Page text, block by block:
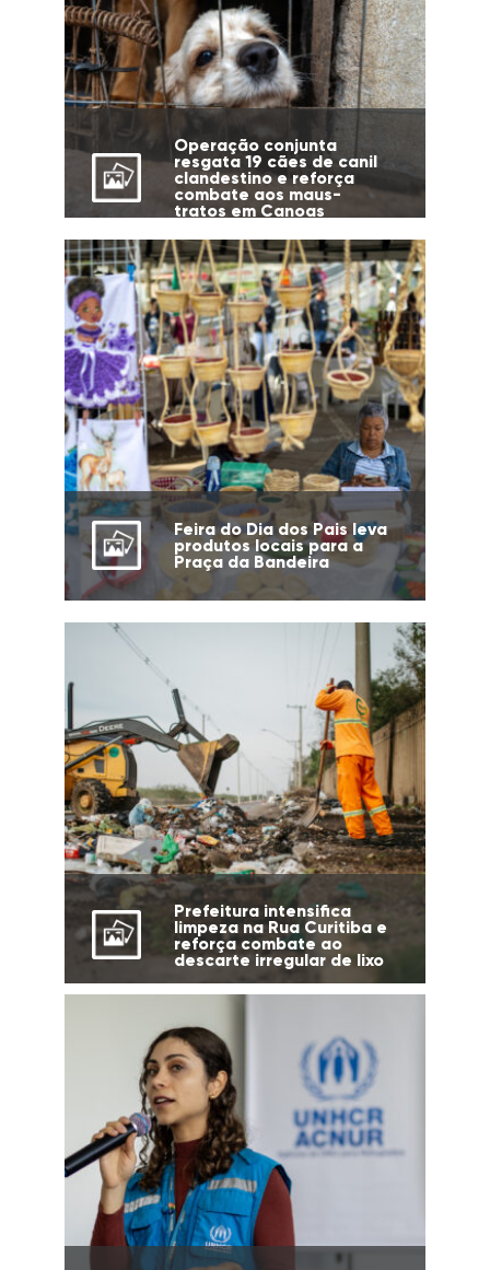
Operação conjunta
resgata 19 cães de canil
clandestino e reforça
combate aos maus-
tratos em Canoas
Feira do Dia dos Pais leva
produtos locais para a
Praça da Bandeira
Prefeitura intensifica
limpeza na Rua Curitiba e
reforça combate ao
descarte irregular de lixo